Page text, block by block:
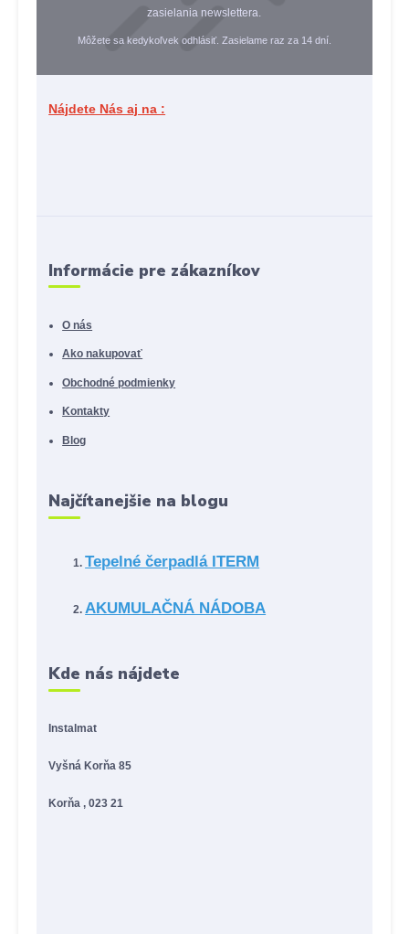
zasielania newslettera.
Môžete sa kedykoľvek odhlásiť. Zasielame raz za 14 dní.
Nájdete Nás aj na :
Informácie pre zákazníkov
O nás
Ako nakupovať
Obchodné podmienky
Kontakty
Blog
Najčítanejšie na blogu
Tepelné čerpadlá ITERM
AKUMULAČNÁ NÁDOBA
Kde nás nájdete
Instalmat
Vyšná Korňa 85
Korňa , 023 21